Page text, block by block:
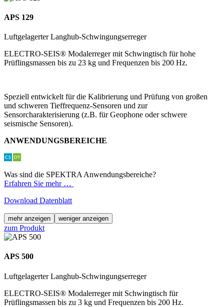
APS 129
Luftgelagerter Langhub-Schwingungserreger
ELECTRO-SEIS® Modal­erreger mit Schwingtisch für hohe
Prüflingsmassen bis zu 23 kg und Frequenzen bis 200 Hz.
Speziell entwickelt für die Kalibrierung und Prüfung von großen
und schweren Tieffrequenz-Sensoren und zur
Sensorcharakterisierung (z.B. für Geophone oder schwere
seismische Sensoren).
ANWENDUNGSBEREICHE
Was sind die SPEKTRA Anwendungsbereiche?
Erfahren Sie mehr …
Download Datenblatt
mehr anzeigen weniger anzeigen
zum Produkt
APS 500
Luftgelagerter Langhub-Schwingungserreger
ELECTRO-SEIS® Modalerreger mit Schwingtisch für
Prüflingsmassen bis zu 3 kg und Frequenzen bis 200 Hz.